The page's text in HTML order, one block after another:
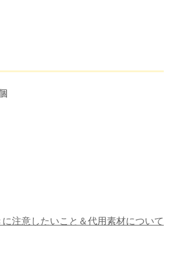
注意したいこと＆代用素材について